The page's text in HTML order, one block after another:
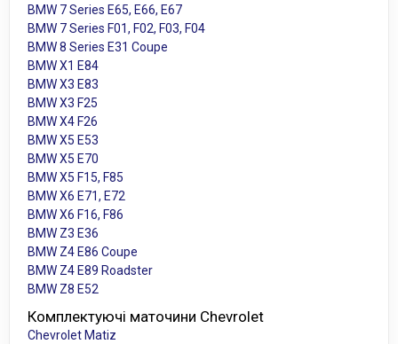
BMW 7 Series E65, E66, E67
BMW 7 Series F01, F02, F03, F04
BMW 8 Series E31 Coupe
BMW X1 E84
BMW X3 E83
BMW X3 F25
BMW X4 F26
BMW X5 E53
BMW X5 E70
BMW X5 F15, F85
BMW X6 E71, E72
BMW X6 F16, F86
BMW Z3 E36
BMW Z4 E86 Coupe
BMW Z4 E89 Roadster
BMW Z8 E52
Комплектуючі маточини Chevrolet
Chevrolet Matiz